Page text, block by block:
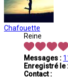
Chafouette
Reine
Messages :
Enregistré le
Contact :